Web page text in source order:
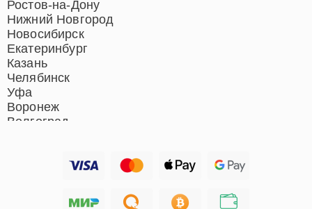
Краснодар
Ростов-на-Дону
Нижний Новгород
Новосибирск
Екатеринбург
Казань
Челябинск
Уфа
Ярославль
Ремонт отпаривателей
Ремонт вертикальных
пылесосов